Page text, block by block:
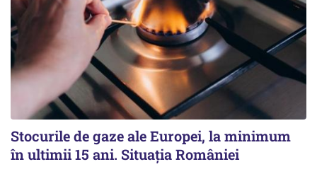
Stocurile de gaze ale Europei, la minimum
în ultimii 15 ani. Situația României